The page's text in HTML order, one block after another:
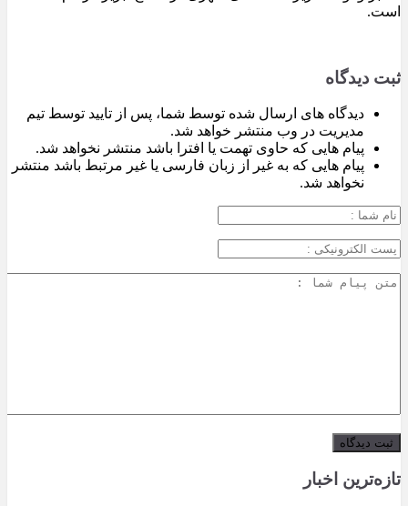
است.
ثبت دیدگاه
دیدگاه های ارسال شده توسط شما، پس از تایید توسط تیم
مدیریت در وب منتشر خواهد شد.
پیام هایی که حاوی تهمت یا افترا باشد منتشر نخواهد شد.
پیام هایی که به غیر از زبان فارسی یا غیر مرتبط باشد منتشر
نخواهد شد.
تازه‌ترین اخبار